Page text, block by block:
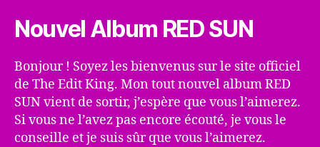
Nouvel Album RED SUN
Bonjour ! Soyez les bienvenus sur le site officiel
de The Edit King. Mon tout nouvel album RED
SUN vient de sortir, j’espère que vous l’aimerez.
Si vous ne l’avez pas encore écouté, je vous le
conseille et je suis sûr que vous l’aimerez.